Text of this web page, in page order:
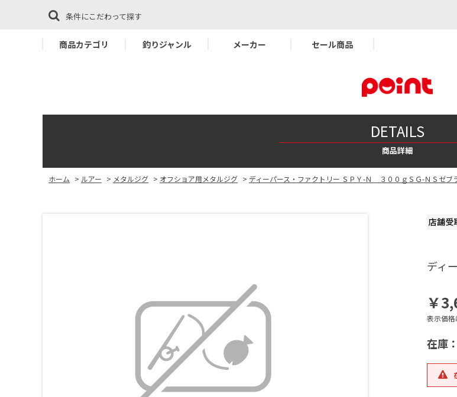
条件にこだわって探す
商品カテゴリ 釣りジャンル メーカー セール商品
DETAILS
商品詳細
ホーム > ルアー > メタルジグ > オフショア用メタルジグ > ディーパース・ファクトリー ＳＰＹ-Ｎ ３００ｇＳＧ-ＮＳゼブ
ディ
￥
表示価
在庫